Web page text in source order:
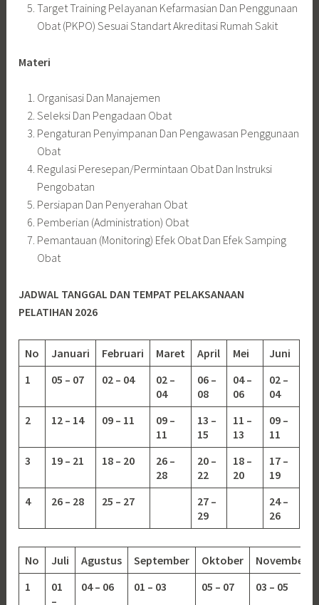
Target Training Pelayanan Kefarmasian Dan Penggunaan
Obat (PKPO) Sesuai Standart Akreditasi Rumah Sakit
Materi
Organisasi Dan Manajemen
Seleksi Dan Pengadaan Obat
Pengaturan Penyimpanan Dan Pengawasan Penggunaan
Obat
Regulasi Peresepan/Permintaan Obat Dan Instruksi
Pengobatan
Persiapan Dan Penyerahan Obat
Pemberian (Administration) Obat
Pemantauan (Monitoring) Efek Obat Dan Efek Samping
Obat
JADWAL TANGGAL DAN TEMPAT PELAKSANAAN
PELATIHAN 2026
No Januari Februari Maret April Mei
Juni
1
05 – 07 02 – 04
02 –
04
06 –
08
04 –
06
02 –
04
2
12 – 14 09 – 11
09 –
11
13 –
15
11 –
13
09 –
11
3
19 – 21 18 – 20
26 –
28
20 –
22
18 –
20
17 –
19
4
26 – 28 25 – 27
27 –
29
24 –
26
No Juli Agustus September Oktober
November
1
01
–
04 – 06 01 – 03 05 – 07 03 – 05